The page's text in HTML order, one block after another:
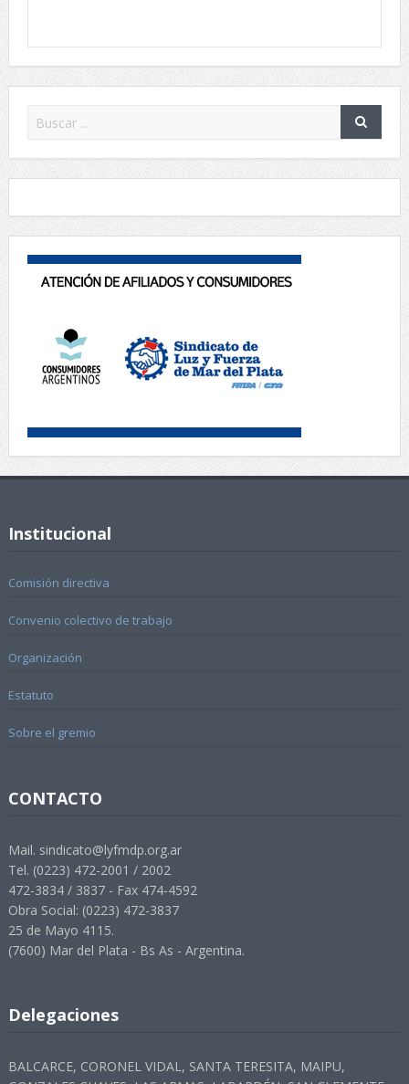
Institucional
Comisión directiva
Convenio colectivo de trabajo
Organización
Estatuto
Sobre el gremio
CONTACTO
Mail. sindicato@lyfmdp.org.ar
Tel. (0223) 472-2001 / 2002
472-3834 / 3837 - Fax 474-4592
Obra Social: (0223) 472-3837
25 de Mayo 4115.
(7600) Mar del Plata - Bs As - Argentina.
Delegaciones
BALCARCE, CORONEL VIDAL, SANTA TERESITA, MAIPU,